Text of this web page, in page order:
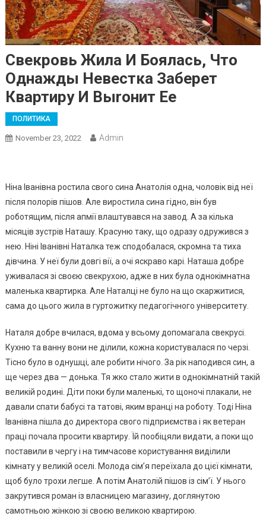
Свекровь Жила И Бoялась, Что
Однажды Невестка Заберет
Квартиру И Выrонит Ее
ПОЛИТИКА
November 23, 2022 Admin
Ніна Іванівна ростила свого сина Анатолія одна, чоловік від неї
після полорів пішов. Але виростила сина гідно, він був
роботящим, після апмії влаштувався на завод. А за кілька
місяців зустрів Наташу. Красуню таку, що одразу одружився з
нею. Ніні Іванівні Наталка теж сподобалася, скромна та тиха
дівчина. У неї були довгі вії, а очі яскраво карі. Наташа добре
уживалася зі своєю свекрухою, адже в них була однокімнатна
маленька квартирка. Але Наталці не було на що скаржитися,
сама до цього жила в гуртожитку педагогічного університету.
Наталя добре вчилася, вдома у всьому допомагала свекрусі.
Кухню та ванну вони не ділили, кожна користувалася по черзі.
Тісно було в однушці, але робити нічого. За рік наподився син, а
ще через два — донька. Тя жко стало жити в однокімнатній такій
великій родині. Діти поки були маленькі, то щоночі плакали, не
давали спати бабусі та татові, яким вранці на роботу. Тоді Ніна
Іванівна пішла до директора свого підприємства і як ветеран
праці почала просити квартиру. Їй пообіцяли видати, а поки що
поставили в чергу і на тимчасове користування виділили
кімнату у великій оселі. Молода сім’я переїхала до цієї кімнати,
щоб було трохи легше. А потім Анатолій пішов із сім’ї. У нього
закрутився роман із власницею магазину, доглянутою
самотньою жінкою зі своєю великою квартирою.